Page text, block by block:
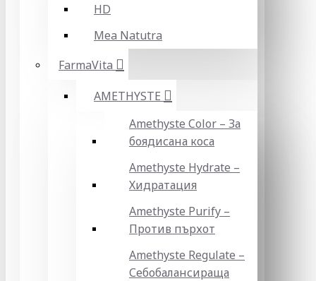
HD
Mea Natutra
FarmaVita
AMETHYSTE
Amethyste Color – За
боядисана коса
Amethyste Hydrate –
Хидратация
Amethyste Purify –
Против пърхот
Amethyste Regulate –
Себобалансираща